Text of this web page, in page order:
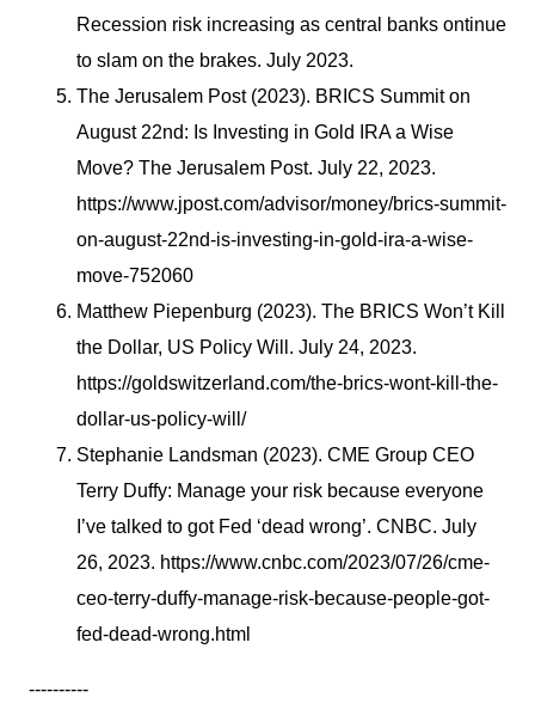
Recession risk increasing as central banks ontinue
to slam on the brakes. July 2023.
The Jerusalem Post (2023). BRICS Summit on
August 22nd: Is Investing in Gold IRA a Wise
Move? The Jerusalem Post. July 22, 2023.
https://www.jpost.com/advisor/money/brics-summit-
on-august-22nd-is-investing-in-gold-ira-a-wise-
move-752060
Matthew Piepenburg (2023). The BRICS Won’t Kill
the Dollar, US Policy Will. July 24, 2023.
https://goldswitzerland.com/the-brics-wont-kill-the-
dollar-us-policy-will/
Stephanie Landsman (2023). CME Group CEO
Terry Duffy: Manage your risk because everyone
I’ve talked to got Fed ‘dead wrong’. CNBC. July
26, 2023. https://www.cnbc.com/2023/07/26/cme-
ceo-terry-duffy-manage-risk-because-people-got-
fed-dead-wrong.html
----------